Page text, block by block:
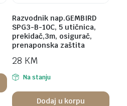
Razvodnik nap.GEMBIRD
SPG3-B-10C, 5 utičnica,
prekidač,3m, osigurač,
prenaponska zaštita
28 KM
Na stanju
Dodaj u korpu